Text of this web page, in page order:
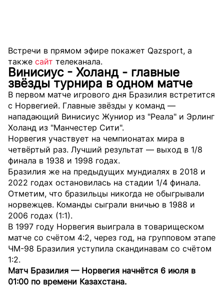
Встречи в прямом эфире покажет Qazsport, а
также сайт телеканала.
Винисиус - Холанд - главные
звёзды турнира в одном матче
В первом матче игрового дня Бразилия встретится
с Норвегией. Главные звёзды у команд —
нападающий Винисиус Жуниор из "Реала" и Эрлинг
Холанд из "Манчестер Сити".
Норвегия участвует на чемпионатах мира в
четвёртый раз. Лучший результат — выход в 1/8
финала в 1938 и 1998 годах.
Бразилия же на предыдущих мундиалях в 2018 и
2022 годах остановилась на стадии 1/4 финала.
Отметим, что бразильцы никогда не обыгрывали
норвежцев. Команды сыграли вничью в 1988 и
2006 годах (1:1).
В 1997 году Норвегия выиграла в товарищеском
матче со счётом 4:2, через год, на групповом этапе
ЧМ-98 Бразилия уступила скандинавам со счётом
1:2.
Матч Бразилия — Норвегия начнётся 6 июля в
01:00 по времени Казахстана.